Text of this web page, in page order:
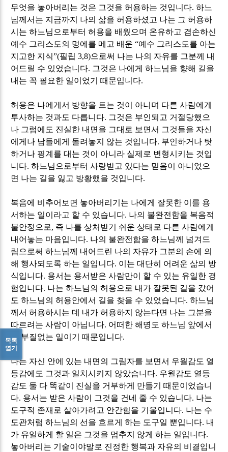
무엇을 놓아버리는 것은 그것을 허용하는 것입니다.하느
님께서는 지금까지 나의 삶을 허용하셨고 나는 그 허용하
시는 하느님으로부터 허용을 배웠으며 온유하고 겸손하신
예수 그리스도의 멍에를 메고 배운“예수 그리스도를 아는
지고한 지식”(필립3,8)으로써 나는 나의 자유를 그분께 내
어드릴 수 있었습니다. 그것은 나에게 하느님을 향해 길을
내는 꼭 필요한 일이었기 때문입니다.
허용은 나에게서 방향을 트는 것이 아니며 다른 사람에게
투사하는 것과도 다릅니다. 그것은 부인되고 거절당했으
나 그럼에도 진실한 내면을 그대로 보면서 그것들을 자신
에게나 남들에게 돌려놓지 않는 것입니다. 부인하거나 탓
하거나 핑계를 대는 것이 아니라 실제로 변형시키는 것입
니다.하느님으로부터 사랑받고 있다는 믿음이 아니었으
면 나는 길을 잃고 방황했을 것입니다.
복음에 비추어보면 놓아버리기는 나에게 잘못한 이를 용
서하는 일이라고 할 수 있습니다. 나의 불완전함을 복음적
불안정으로, 즉 나를 상처받기 쉬운 상태로 다른 사람에게
내어놓는 마음입니다. 나의 불완전함을 하느님께 넘겨드
림으로써 하느님께 내어드린 나의 자유가 그분의 손에 의
해 행사되도록 하는 일입니다. 이는 대단히 어려운 삶의 방
식입니다. 용서는 용서받은 사람만이 할 수 있는 유일한 경
험입니다. 나는 하느님의 허용으로 내가 잘못된 길을 갔어
도 하느님의 허용안에서 길을 찾을 수 있었습니다.하느님
께서 허용하시는 데 내가 허용하지 않는다면 나는 그분을
따르려는 사람이 아닙니다. 어떠한 해명도 하느님 앞에서
는 부질없는 일이기 때문입니다.
나는 자신 안에 있는 내면의 그림자를 보면서 우월감도 열
등감에도 그것과 일치시키지 않았습니다. 우월감도 열등
감도 둘 다 똑같이 진실을 거부하게 만들기 때문이었습니
다. 용서는 받은 사람이 그것을 건네 줄 수 있습니다. 나는
도구적 존재로 살아가려고 안간힘을 기울입니다. 나는 수
도관처럼 하느님의 선을 흐르게 하는 도구일 뿐입니다. 내
가 유일하게 할 일은 그것을 멈추지 않게 하는 일입니다.
놓아버리는 기술이야말로 진정한 행복과 자유의 비결입니
목록
열기